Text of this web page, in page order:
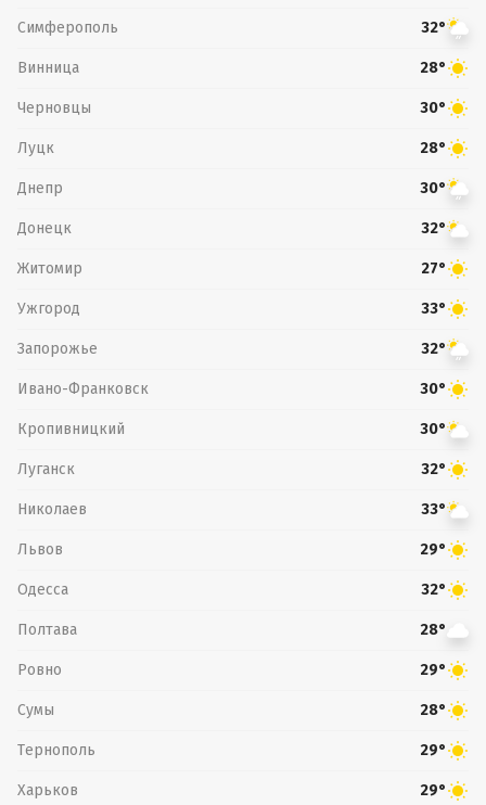
Симферополь 32°
Винница 28°
Черновцы 30°
Луцк 28°
Днепр 30°
Донецк 32°
Житомир 27°
Ужгород 33°
Запорожье 32°
Ивано-Франковск 30°
Кропивницкий 30°
Луганск 32°
Николаев 33°
Львов 29°
Одесса 32°
Полтава 28°
Ровно 29°
Сумы 28°
Тернополь 29°
Харьков 29°